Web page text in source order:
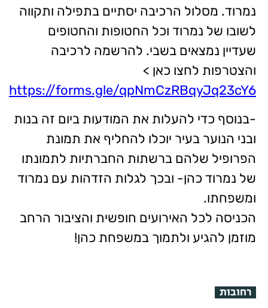
נמרוד. מסלול הרכיבה יסתיים בתפילה ותקווה
לשובו של נמרוד וכל החטופות והחטופים
שעדיין נמצאים בשבי. להרשמה לרכיבה
והצטרפות לחצו כאן >
https://forms.gle/qpNmCzRBqyJq23cY6
-בנוסף כדי להעלות את המודעות ביום זה בנות
ובני הנוער בעיר יוכלו להחליף את תמונת
הפרופיל שלהם ברשתות החברתיות לתמונתו
של נמרוד כהן- ובכך לגלות הזדהות עם נמרוד
ומשפחתו.
הכניסה לכל האירועים חופשית והציבור הרחב
מוזמן להגיע ולתמוך במשפחת כהן!
רחובות